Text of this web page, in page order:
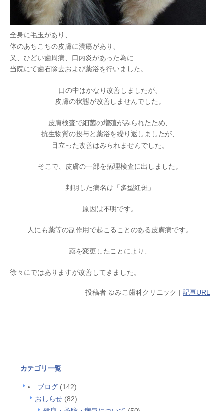
全身に毛玉があり、
体のあちこちの皮膚に潰瘍があり、
又、ひどい歯周病、口内炎があった為に
当院にて歯石除去および薬浴を行いました。
口の中はかなり改善しましたが、
皮膚の状態が改善しませんでした。
皮膚検査で細菌の増殖がみられたため、
抗生物質の投与と薬浴を繰り返しましたが、
目立った改善はみられませんでした。
そこで、皮膚の一部を病理検査に出しました。
判明した病名は「多型紅斑」
原因は不明です。
人にも薬等の副作用で起こることのある皮膚病です。
薬を変更したことにより、
徐々にではありますが改善してきました。
投稿者 ゆみこ歯科クリニック | 記事URL
カテゴリ一覧
ブログ (142)
おしらせ (82)